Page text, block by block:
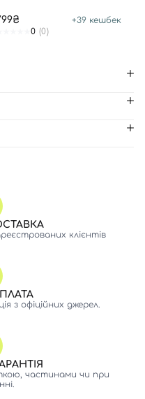
+39 кешбек
0 (0)
клієнтів
з офіційних джерел.
частинами чи при